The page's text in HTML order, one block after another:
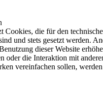
Cookies, die für den
und stets gesetzt werden.
dieser Website
oder die Interaktion mit
vereinfachen sollen,